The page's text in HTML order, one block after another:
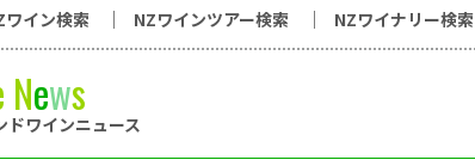
ワイン検索 NZワインツアー検索 NZワイナリー検索
News
ドワインニュース